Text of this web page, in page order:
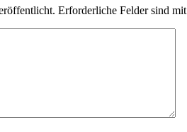
Erforderliche Felder sind mit